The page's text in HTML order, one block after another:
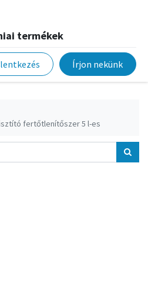
termékek
Írjon nekünk
fertőtlenítőszer 5 l-es